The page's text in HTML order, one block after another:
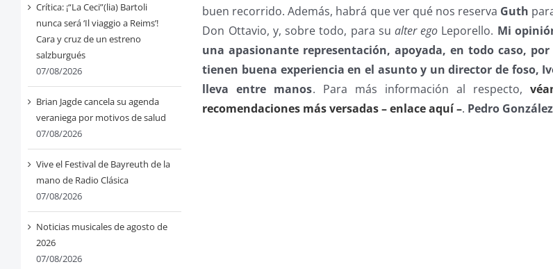
Crítica: ¡“La Ceci”(lia) Bartoli
nunca será ‘Il viaggio a Reims’!
Cara y cruz de un estreno
salzburgués
07/08/2026
Brian Jagde cancela su agenda
veraniega por motivos de salud
07/08/2026
Vive el Festival de Bayreuth de la
mano de Radio Clásica
07/08/2026
Noticias musicales de agosto de
2026
07/08/2026
buen recorrido. Además, habrá que ver qué nos reserva Guth
Don Ottavio, y, sobre todo, para su alter ego Leporello. Mi
una apasionante representación, apoyada, en todo caso,
tienen buena experiencia en el asunto y un director de foso,
lleva entre manos. Para más información al respecto,
recomendaciones más versadas – enlace aquí –. Pedro